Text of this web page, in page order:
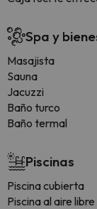
Spa y
Masajista
Sauna
Jacuzzi
Baño turco
Baño termal
Piscinas
Piscina cubierta
Piscina al aire